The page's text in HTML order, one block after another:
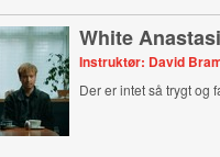
White
Instruktør: David
Der er intet så trygt og